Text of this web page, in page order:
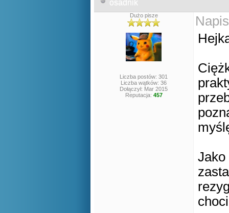
osadnik
Dużo pisze
Liczba postów: 301
Liczba wątków: 36
Dołączył: Mar 2015
Reputacja: 457
Jako